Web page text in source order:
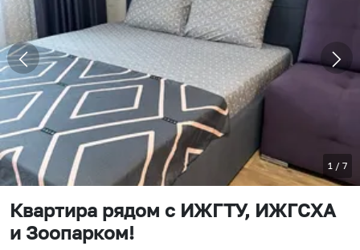
1 / 7
Квартира рядом с ИЖГТУ, ИЖГСХА
и Зоопарком!